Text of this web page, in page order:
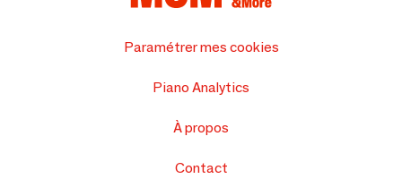
Paramétrer mes cookies
Piano Analytics
À propos
Contact